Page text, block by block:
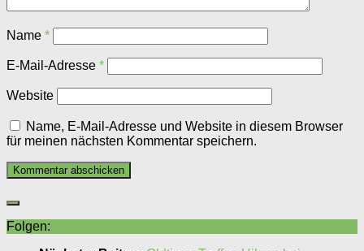
Name *
E-Mail-Adresse *
Website
Name, E-Mail-Adresse und Website in diesem Browser
für meinen nächsten Kommentar speichern.
Folgen: